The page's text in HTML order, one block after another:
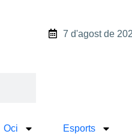
7 d'agost de
Oci Esports